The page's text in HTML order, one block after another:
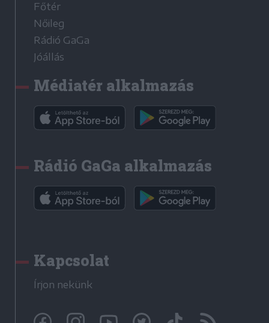
Főtér
Nőileg
Rádió GaGa
Jóállás
Médiatér alkalmazás
Rádió GaGa alkalmazás
Kapcsolat
Írjon nekünk